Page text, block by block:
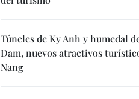
Túneles de Ky Anh y humedal
Dam, nuevos atractivos
Nang